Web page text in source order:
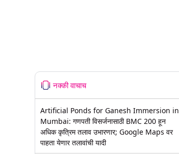
नक्की वाचाच
Artificial Ponds for Ganesh Immersion in
Mumbai: गणपती विसर्जनासाठी BMC 200 हून
अधिक कृत्रिम तलाव उभारणार; Google Maps वर
पाहता येणार तलावांची यादी